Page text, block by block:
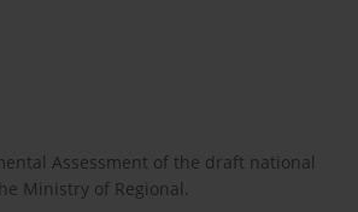
Assessment of the draft national
Ministry of Regional.